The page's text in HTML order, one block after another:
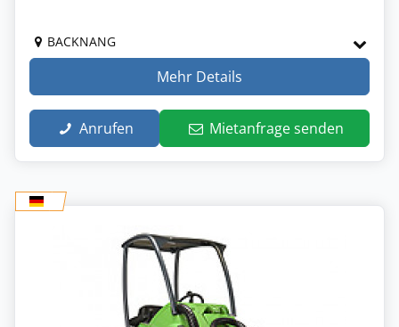
BACKNANG
Mehr Details
Anrufen Mietanfrage senden